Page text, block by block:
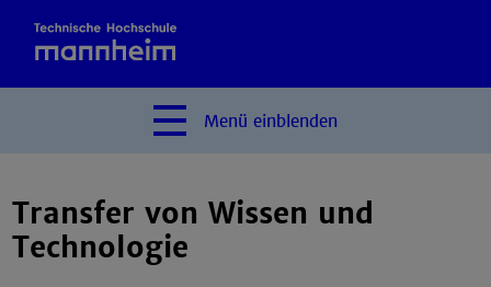
Menü einblenden
Transfer von Wissen und
Technologie